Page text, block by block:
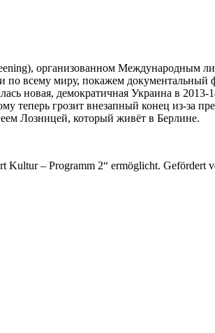
организованном Международным
по всему миру, покажем
новая, демократичная Украина в
теперь грозит внезапный конец из-за
Лозницей, который живёт в Берлине.
– Programm 2“ ermöglicht.